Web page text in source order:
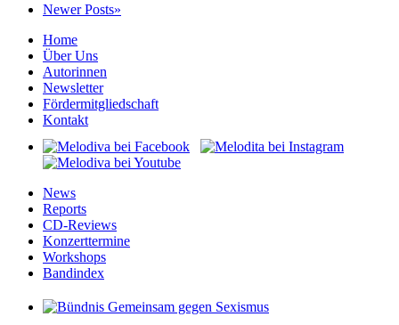
Newer Posts»
Home
Über Uns
Autorinnen
Newsletter
Fördermitgliedschaft
Kontakt
News
Reports
CD-Reviews
Konzerttermine
Workshops
Bandindex